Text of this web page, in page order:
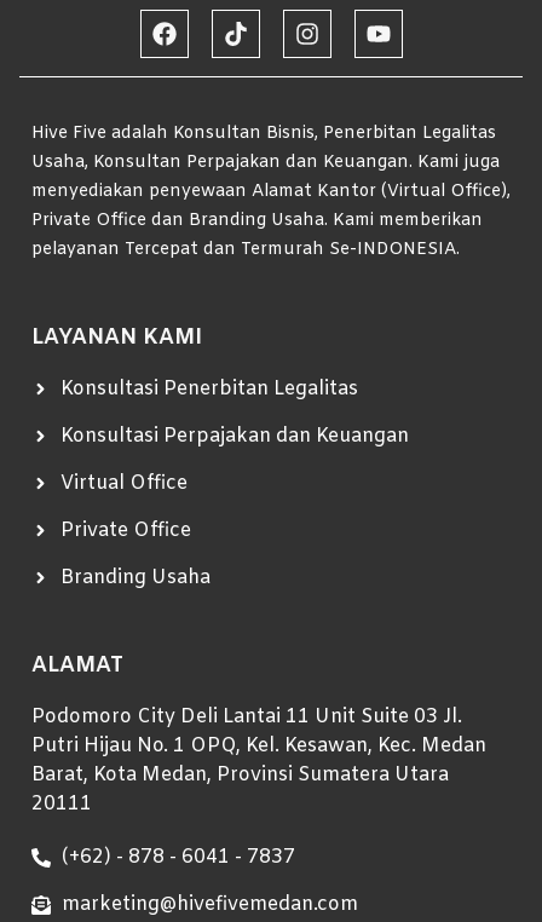
Hive Five adalah Konsultan Bisnis, Penerbitan Legalitas
Usaha, Konsultan Perpajakan dan Keuangan. Kami juga
menyediakan penyewaan Alamat Kantor (Virtual Office),
Private Office dan Branding Usaha. Kami memberikan
pelayanan Tercepat dan Termurah Se-INDONESIA.
LAYANAN KAMI
Konsultasi Penerbitan Legalitas
Konsultasi Perpajakan dan Keuangan
Virtual Office
Private Office
Branding Usaha
ALAMAT
Podomoro City Deli Lantai 11 Unit Suite 03 Jl.
Putri Hijau No. 1 OPQ, Kel. Kesawan, Kec. Medan
Barat, Kota Medan, Provinsi Sumatera Utara
20111
(+62) - 878 - 6041 - 7837
marketing@hivefivemedan.com